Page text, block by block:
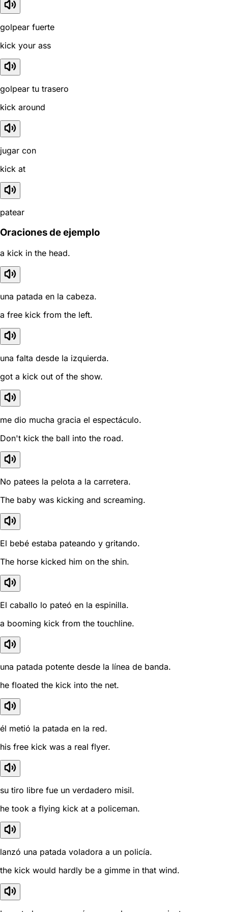
golpear fuerte
kick your ass
golpear tu trasero
kick around
jugar con
kick at
patear
Oraciones de ejemplo
a kick in the head.
una patada en la cabeza.
a free kick from the left.
una falta desde la izquierda.
got a kick out of the show.
me dio mucha gracia el espectáculo.
Don't kick the ball into the road.
No patees la pelota a la carretera.
The baby was kicking and screaming.
El bebé estaba pateando y gritando.
The horse kicked him on the shin.
El caballo lo pateó en la espinilla.
a booming kick from the touchline.
una patada potente desde la línea de banda.
he floated the kick into the net.
él metió la patada en la red.
his free kick was a real flyer.
su tiro libre fue un verdadero misil.
he took a flying kick at a policeman.
lanzó una patada voladora a un policía.
the kick would hardly be a gimme in that wind.